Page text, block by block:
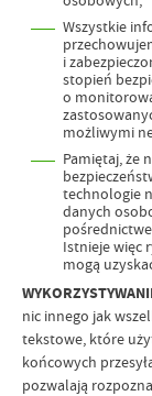
Wszystkie
i
stopień
o
możliwymi
Pamiętaj, że
technologie
danych
Istnieje więc
mogą
nic innego jak
tekstowe, które
końcowych
pozwalają